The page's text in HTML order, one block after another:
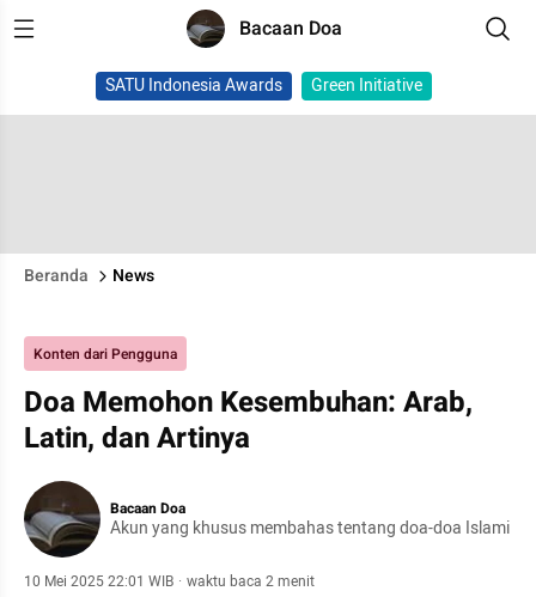
Bacaan Doa
SATU Indonesia Awards Green Initiative
Beranda News
Konten dari Pengguna
Doa Memohon Kesembuhan: Arab,
Latin, dan Artinya
Bacaan Doa
Akun yang khusus membahas tentang doa-doa Islami
10 Mei 2025 22:01 WIB · waktu baca 2 menit